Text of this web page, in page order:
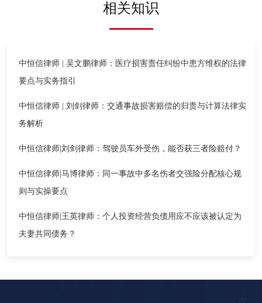
相关知识
中恒信律师 | 吴文鹏律师：医疗损害责任纠纷中患方维权的法律
要点与实务指引
中恒信律师 | 刘剑律师：交通事故损害赔偿的归责与计算法律实
务解析
中恒信律师|刘剑律师：驾驶员车外受伤，能否获三者险赔付？
中恒信律师|马博律师：同一事故中多名伤者交强险分配核心规
则与实操要点
中恒信律师|王英律师：个人投资经营负债用应不应该被认定为
夫妻共同债务？